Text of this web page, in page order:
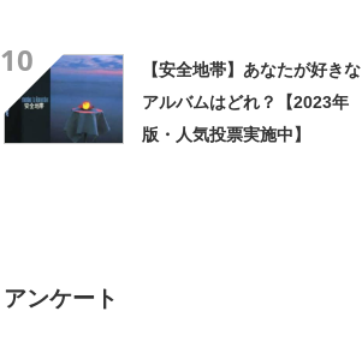
10
【安全地帯】あなたが好きな
アルバムはどれ？【2023年
版・人気投票実施中】
アンケート